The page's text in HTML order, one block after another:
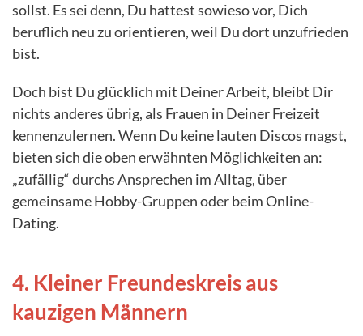
sollst. Es sei denn, Du hattest sowieso vor, Dich
beruflich neu zu orientieren, weil Du dort unzufrieden
bist.
Doch bist Du glücklich mit Deiner Arbeit, bleibt Dir
nichts anderes übrig, als Frauen in Deiner Freizeit
kennenzulernen. Wenn Du keine lauten Discos magst,
bieten sich die oben erwähnten Möglichkeiten an:
„zufällig“ durchs Ansprechen im Alltag, über
gemeinsame Hobby-Gruppen oder beim Online-
Dating.
4. Kleiner Freundeskreis aus
kauzigen Männern